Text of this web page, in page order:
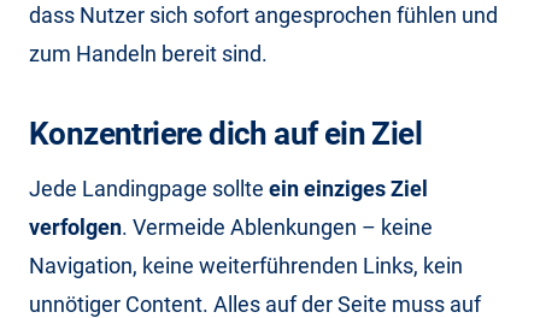
dass Nutzer sich sofort angesprochen fühlen und
zum Handeln bereit sind.
Konzentriere dich auf ein Ziel
Jede Landingpage sollte ein einziges Ziel
verfolgen. Vermeide Ablenkungen – keine
Navigation, keine weiterführenden Links, kein
unnötiger Content. Alles auf der Seite muss auf